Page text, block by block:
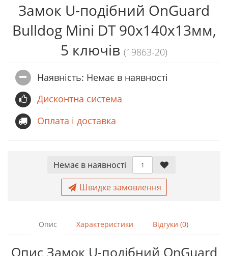
Замок U-подібний OnGuard
Bulldog Mini DT 90х140х13мм,
5 ключів (19863-20)
Наявність: Немає в наявностi
Дисконтна система
Оплата і доставка
Немає в наявностi
Швидке замовлення
Опис Характеристики Відгуки (0)
Опис Замок U-подібний OnGuard